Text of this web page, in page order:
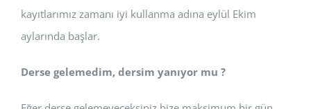
kayıtlarımız zamanı iyi kullanma adına eylül Ekim
aylarında başlar.
Derse gelemedim, dersim yanıyor mu ?